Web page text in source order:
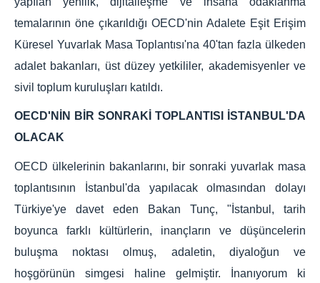
temalarının öne çıkarıldığı OECD'nin Adalete Eşit Erişim
Küresel Yuvarlak Masa Toplantısı'na 40'tan fazla ülkeden
adalet bakanları, üst düzey yetkililer, akademisyenler ve
sivil toplum kuruluşları katıldı.
OECD'NİN BİR SONRAKİ TOPLANTISI İSTANBUL'DA
OLACAK
OECD ülkelerinin bakanlarını, bir sonraki yuvarlak masa
toplantısının İstanbul'da yapılacak olmasından dolayı
Türkiye'ye davet eden Bakan Tunç, "İstanbul, tarih
boyunca farklı kültürlerin, inançların ve düşüncelerin
buluşma noktası olmuş, adaletin, diyaloğun ve
hoşgörünün simgesi haline gelmiştir. İnanıyorum ki